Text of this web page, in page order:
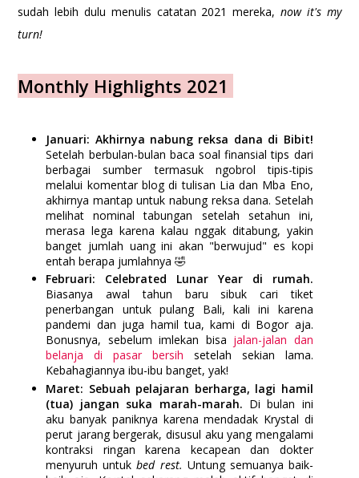
sudah lebih dulu menulis catatan 2021 mereka, now it's my
turn!
Monthly Highlights 2021
Januari: Akhirnya nabung reksa dana di Bibit!
Setelah berbulan-bulan baca soal finansial tips dari
berbagai sumber termasuk ngobrol tipis-tipis
melalui komentar blog di tulisan Lia dan Mba Eno,
akhirnya mantap untuk nabung reksa dana. Setelah
melihat nominal tabungan setelah setahun ini,
merasa lega karena kalau nggak ditabung, yakin
banget jumlah uang ini akan "berwujud" es kopi
entah berapa jumlahnya 🤣
Februari: Celebrated Lunar Year di rumah.
Biasanya awal tahun baru sibuk cari tiket
penerbangan untuk pulang Bali, kali ini karena
pandemi dan juga hamil tua, kami di Bogor aja.
Bonusnya, sebelum imlekan bisa jalan-jalan dan
belanja di pasar bersih setelah sekian lama.
Kebahagiannya ibu-ibu banget, yak!
Maret: Sebuah pelajaran berharga, lagi hamil
(tua) jangan suka marah-marah. Di bulan ini
aku banyak paniknya karena mendadak Krystal di
perut jarang bergerak, disusul aku yang mengalami
kontraksi ringan karena kecapean dan dokter
menyuruh untukbed rest. Untung semuanya baik-